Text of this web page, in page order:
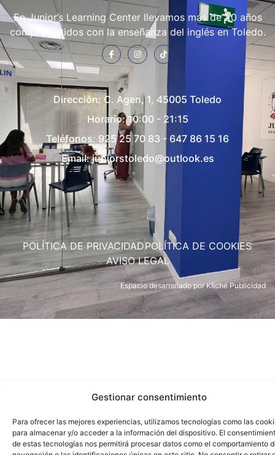
Gestionar consentimiento
Para ofrecer las mejores experiencias, utilizamos tecnologías como las
para almacenar y/o acceder a la información del dispositivo. El
de estas tecnologías nos permitirá procesar datos como el comportamiento
En Junior’s Learning Center llevamos más de 20 años
comprometidos con la enseñanza del inglés en Toledo.
Dirección:C. Agen, 1, 45005 Toledo
Horario: 10:00 - 21:15
Teléfonos:925 25 70 83 - 647 86 15 16
Email:juniorstoledo@outlook.es
POLÍTICA DE PRIVACIDADPOLÍTICA DE COOKIES
AVISO LEGAL
Espacio desarrollado porKliché Publicidad